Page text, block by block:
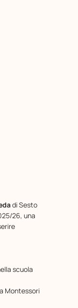
di Sesto
26, una
scuola
Montessori